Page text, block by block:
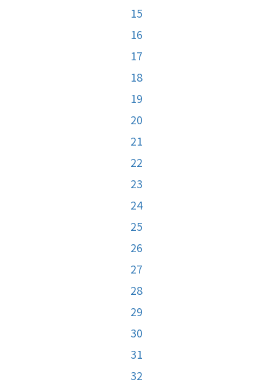
15
16
17
18
19
20
21
22
23
24
25
26
27
28
29
30
31
32